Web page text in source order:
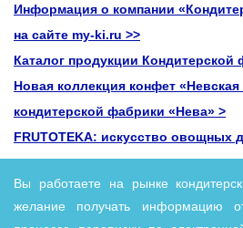
Информация о компании
на сайте my-ki.ru >>
Каталог продукции
Новая коллекция конфет «Невская
кондитерской фабрики «Нева» >
FRUTOTEKA: искусство овощных
Вы работаете на рынке
желание получать информацию